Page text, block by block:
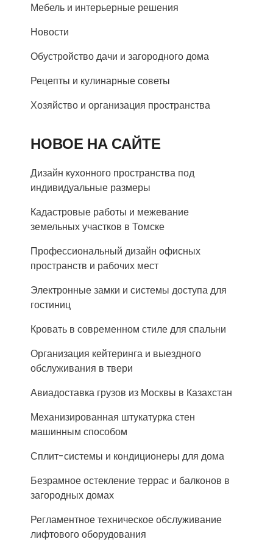
Мебель и интерьерные решения
Новости
Обустройство дачи и загородного дома
Рецепты и кулинарные советы
Хозяйство и организация пространства
НОВОЕ НА САЙТЕ
Дизайн кухонного пространства под
индивидуальные размеры
Кадастровые работы и межевание
земельных участков в Томске
Профессиональный дизайн офисных
пространств и рабочих мест
Электронные замки и системы доступа для
гостиниц
Кровать в современном стиле для спальни
Организация кейтеринга и выездного
обслуживания в твери
Авиадоставка грузов из Москвы в Казахстан
Механизированная штукатурка стен
машинным способом
Сплит-системы и кондиционеры для дома
Безрамное остекление террас и балконов в
загородных домах
Регламентное техническое обслуживание
лифтового оборудования